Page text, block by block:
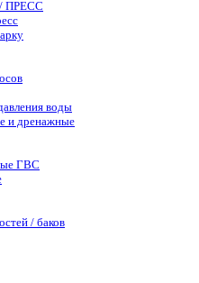
ПРЕСС
воды
и дренажные
ГВС
/ баков